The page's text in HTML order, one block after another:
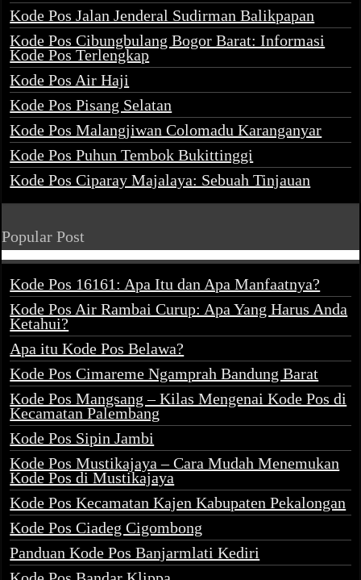
Kode Pos Jalan Jenderal Sudirman Balikpapan
Kode Pos Cibungbulang Bogor Barat: Informasi
Kode Pos Terlengkap
Kode Pos Air Haji
Kode Pos Pisang Selatan
Kode Pos Malangjiwan Colomadu Karanganyar
Kode Pos Puhun Tembok Bukittinggi
Kode Pos Ciparay Majalaya: Sebuah Tinjauan
Popular Post
Kode Pos 16161: Apa Itu dan Apa Manfaatnya?
Kode Pos Air Rambai Curup: Apa Yang Harus Anda
Ketahui?
Apa itu Kode Pos Belawa?
Kode Pos Cimareme Ngamprah Bandung Barat
Kode Pos Mangsang – Kilas Mengenai Kode Pos di
Kecamatan Palembang
Kode Pos Sipin Jambi
Kode Pos Mustikajaya – Cara Mudah Menemukan
Kode Pos di Mustikajaya
Kode Pos Kecamatan Kajen Kabupaten Pekalongan
Kode Pos Ciadeg Cigombong
Panduan Kode Pos Banjarmlati Kediri